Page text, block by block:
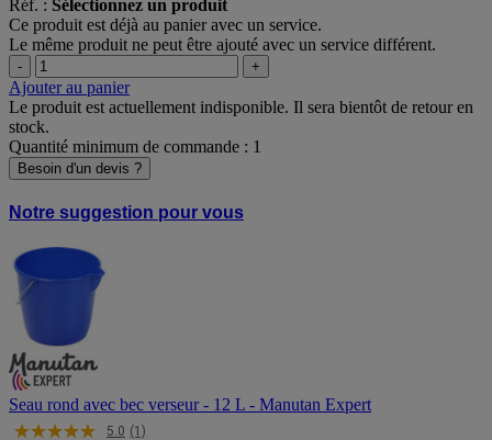
Réf. : Sélectionnez un produit
Ce produit est déjà au panier avec un service.
Le même produit ne peut être ajouté avec un service différent.
- +
Ajouter au panier
Le produit est actuellement indisponible. Il sera bientôt de retour en
stock.
Quantité minimum de commande : 1
Besoin d'un devis ?
Notre suggestion pour vous
Seau rond avec bec verseur - 12 L - Manutan Expert
5.0 (1)